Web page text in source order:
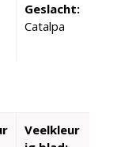
Geslacht:
Catalpa
Veelkleur